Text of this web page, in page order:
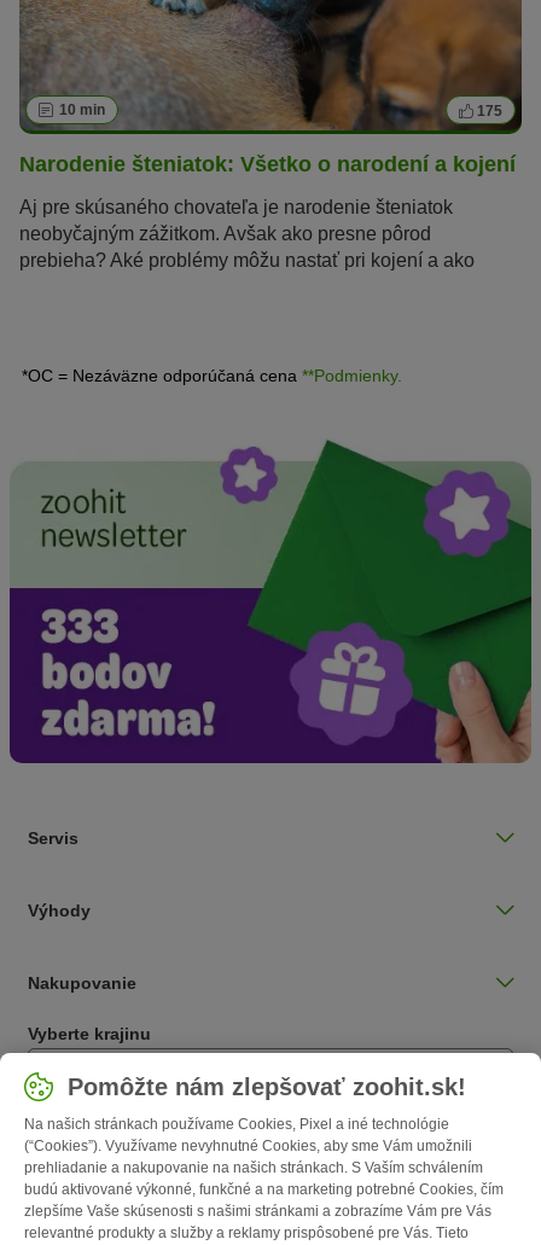
substancie, prípadne aj cudzie telesá. Pri tomto reflexe,
ktorý sa skladá z viacerých fáz, úzko spolupracujú hltan,
pažerák, bránica, žalúdok, brušné svalstvo a dych.
10 min 175
Narodenie šteniatok: Všetko o narodení a kojení
Aj pre skúsaného chovateľa je narodenie šteniatok
neobyčajným zážitkom. Avšak ako presne pôrod
prebieha? Aké problémy môžu nastať pri kojení a ako
*OC = Nezáväzne odporúčaná cena **Podmienky.
Servis
Výhody
Nakupovanie
Vyberte krajinu
Slovensko / SK
Follow zooplus
Pomôžte nám zlepšovať zoohit.sk!
Na našich stránkach používame Cookies, Pixel a iné technológie
(“Cookies”). Využívame nevyhnutné Cookies, aby sme Vám umožnili
prehliadanie a nakupovanie na našich stránkach. S Vaším schválením
budú aktivované výkonné, funkčné a na marketing potrebné Cookies, čím
zlepšíme Vaše skúsenosti s našimi stránkami a zobrazíme Vám pre Vás
relevantné produkty a služby a reklamy prispôsobené pre Vás. Tieto